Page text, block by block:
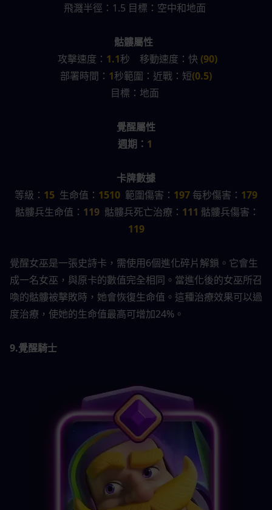
飛濺半徑：1.5 目標：空中和地面
骷髏屬性
攻擊速度： 1.1秒    移動速度：快 (90)
部署時間： 1秒範圍：近戰：短(0.5)
目標：地面
覺醒屬性
週期： 1
卡牌數據
等級： 15 生命值： 1510 範圍傷害： 197 每秒傷害： 179
骷髏兵生命值： 119 骷髏兵死亡治療： 111 骷髏兵傷害：
119
覺醒女巫是一張史詩卡，需使用6個進化碎片解鎖。它會生
成一名女巫，與原卡的數值完全相同。當進化後的女巫所召
喚的骷髏被擊敗時，她會恢復生命值。這種治療效果可以過
度治療，使她的生命值最高可增加24%。
9.覺醒騎士